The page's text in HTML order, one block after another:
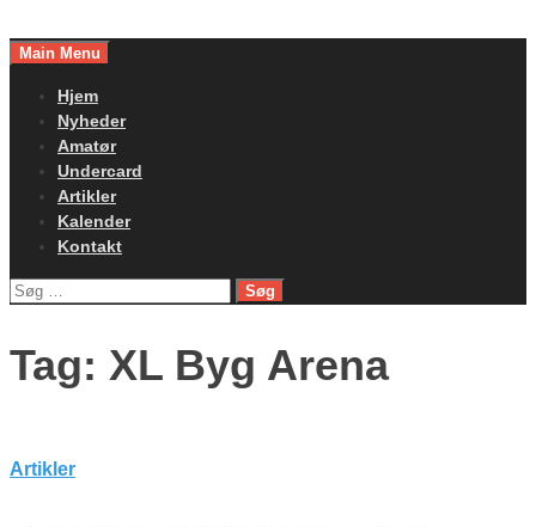
toMain Menu
Hjem
Nyheder
Amatør
Undercard
Artikler
Kalender
Kontakt
Søg
Tag: XL Byg Arena
Artikler